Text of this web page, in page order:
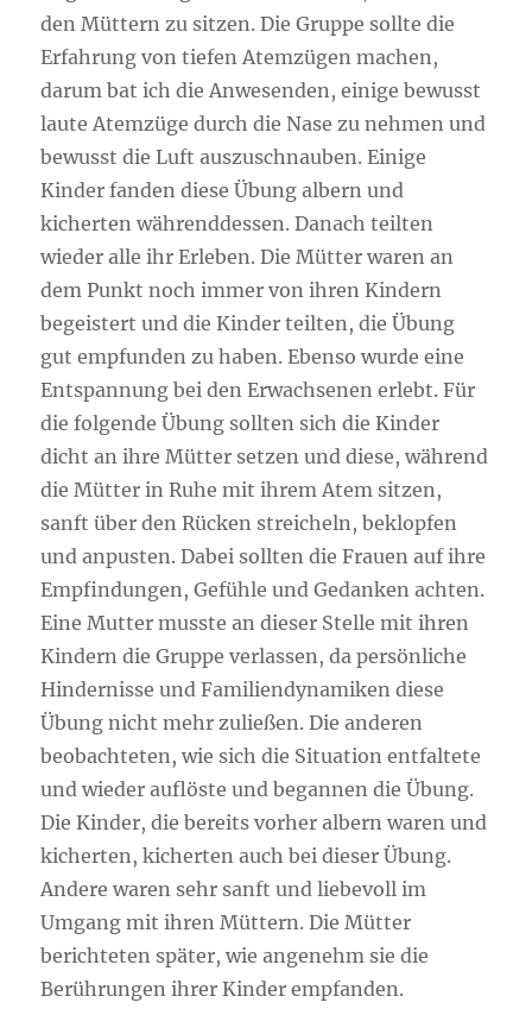
den Müttern zu sitzen. Die Gruppe sollte die
Erfahrung von tiefen Atemzügen machen,
darum bat ich die Anwesenden, einige bewusst
laute Atemzüge durch die Nase zu nehmen und
bewusst die Luft auszuschnauben. Einige
Kinder fanden diese Übung albern und
kicherten währenddessen. Danach teilten
wieder alle ihr Erleben. Die Mütter waren an
dem Punkt noch immer von ihren Kindern
begeistert und die Kinder teilten, die Übung
gut empfunden zu haben. Ebenso wurde eine
Entspannung bei den Erwachsenen erlebt. Für
die folgende Übung sollten sich die Kinder
dicht an ihre Mütter setzen und diese, während
die Mütter in Ruhe mit ihrem Atem sitzen,
sanft über den Rücken streicheln, beklopfen
und anpusten. Dabei sollten die Frauen auf ihre
Empfindungen, Gefühle und Gedanken achten.
Eine Mutter musste an dieser Stelle mit ihren
Kindern die Gruppe verlassen, da persönliche
Hindernisse und Familiendynamiken diese
Übung nicht mehr zuließen. Die anderen
beobachteten, wie sich die Situation entfaltete
und wieder auflöste und begannen die Übung.
Die Kinder, die bereits vorher albern waren und
kicherten, kicherten auch bei dieser Übung.
Andere waren sehr sanft und liebevoll im
Umgang mit ihren Müttern. Die Mütter
berichteten später, wie angenehm sie die
Berührungen ihrer Kinder empfanden.